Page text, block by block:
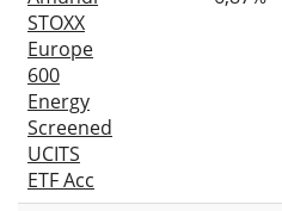
STOXX
Europe
600
Energy
Screened
UCITS
ETF Acc